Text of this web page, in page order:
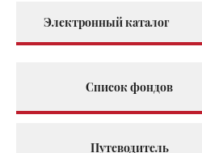
Электронный каталог
Список фондов
Путеводитель